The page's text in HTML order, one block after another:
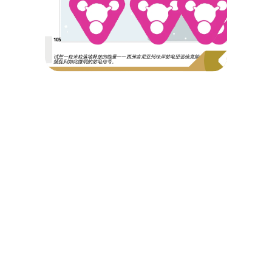
105
试想一粒米粒落地释放的能量——西弗吉尼亚州绿岸射电望远镜竟能
捕捉到如此微弱的射电信号。